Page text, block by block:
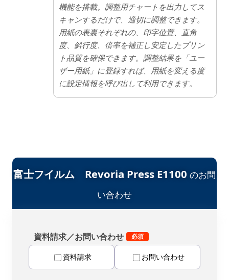
機能を搭載。調整用チャートを出力してス
キャンするだけで、適切に調整できます。
用紙の表裏それぞれの、印字位置、直角
度、斜行度、倍率を補正し安定したプリン
ト品質を確保できます。調整結果を「ユー
ザー用紙」に登録すれば、用紙を変える度
に設定情報を呼び出して利用できます。
富士フイルム Revoria Press E1100 のお問
い合わせ
資料請求／お問い合わせ
資料請求 お問い合わせ